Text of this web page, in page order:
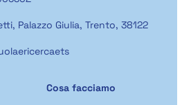
Palazzo Giulia, Trento, 38122
Cosa facciamo